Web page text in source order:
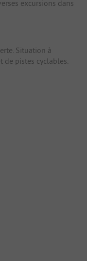
excursions dans
Situation à
pistes cyclables.